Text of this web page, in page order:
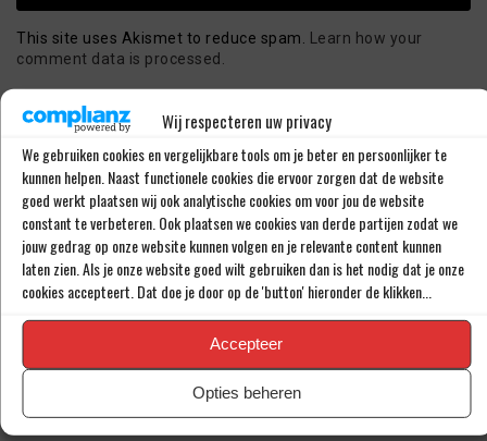
Wij respecteren uw privacy
We gebruiken cookies en vergelijkbare tools om je beter en persoonlijker te
kunnen helpen. Naast functionele cookies die ervoor zorgen dat de website
goed werkt plaatsen wij ook analytische cookies om voor jou de website
constant te verbeteren. Ook plaatsen we cookies van derde partijen zodat we
jouw gedrag op onze website kunnen volgen en je relevante content kunnen
laten zien. Als je onze website goed wilt gebruiken dan is het nodig dat je onze
cookies accepteert. Dat doe je door op de 'button' hieronder de klikken...
Accepteer
Opties beheren
This site uses Akismet to reduce spam. Learn how your
comment data is processed.
LAATSTE BERICHTEN
PSV LAAT SPITS GAAN MAAR BEDING WEL
EEN ‘MATCHINGRIGHT’
‘PSV IN ONDERHANDELING MET HET
SCHOTSE RANGERS FC’